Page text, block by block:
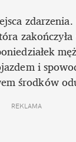
zdarzenia.
i
środków
REKLAMA